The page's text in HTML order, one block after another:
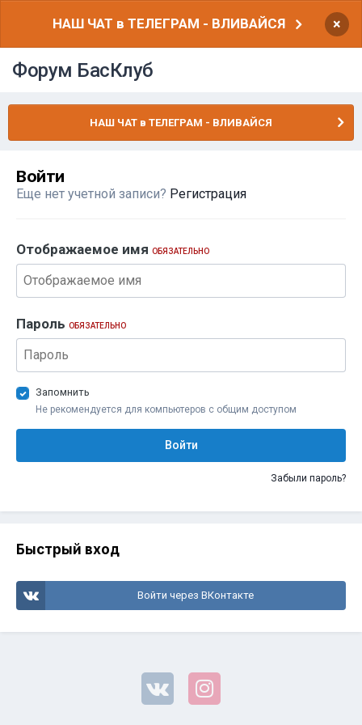
НАШ ЧАТ в ТЕЛЕГРАМ - ВЛИВАЙСЯ ×
Форум БасКлуб
НАШ ЧАТ в ТЕЛЕГРАМ - ВЛИВАЙСЯ
Войти
Еще нет учетной записи? Регистрация
Отображаемое имя ОБЯЗАТЕЛЬНО
Пароль ОБЯЗАТЕЛЬНО
Запомнить
Не рекомендуется для компьютеров с общим доступом
Войти
Забыли пароль?
Быстрый вход
Войти через ВКонтакте